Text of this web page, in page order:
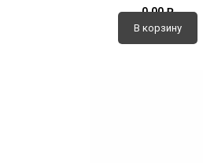
0,00₽
В корзину